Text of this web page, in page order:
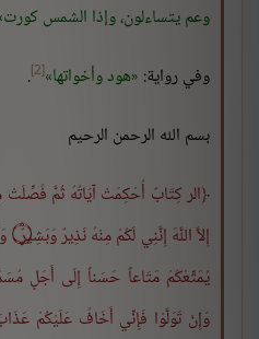
وعم يتساءلون، وإذا الشمس كورت
وفي رواية: هود وأخواتها [2]
.
بسم الله الرحمن الرحيم
الر كِتَابٌ أُحْكِمَتْ آيَاتُهُ ثُمَّ
يُمَتِّعْكُمْ مَتَاعاً حَسَناً إِلَى